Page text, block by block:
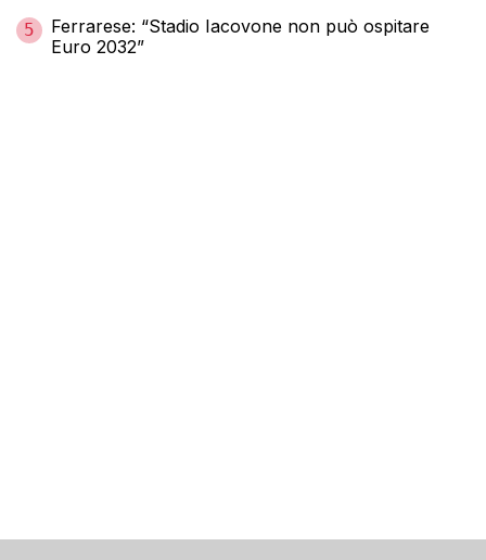
5
Ferrarese: “Stadio Iacovone non può ospitare
Euro 2032”